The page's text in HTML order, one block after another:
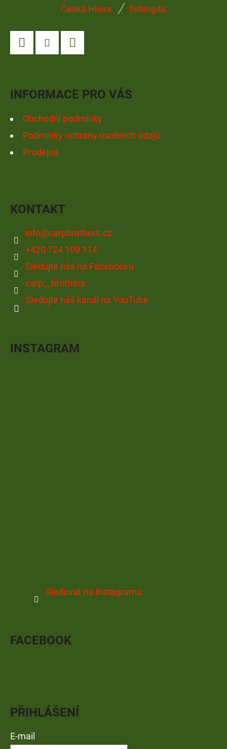
Česká Hlava fishing4u
INFORMACE PRO VÁS
Obchodní podmínky
Podmínky ochrany osobních údajů
Prodejna
KONTAKT
info@carpbrothers.cz
+420 724 109 114
Sledujte nás na Facebooku
carp__brothers
Sledujte náš kanál na YouTube
INSTAGRAM
Sledovat na Instagramu
FACEBOOK
PŘIHLÁŠENÍ
E-mail